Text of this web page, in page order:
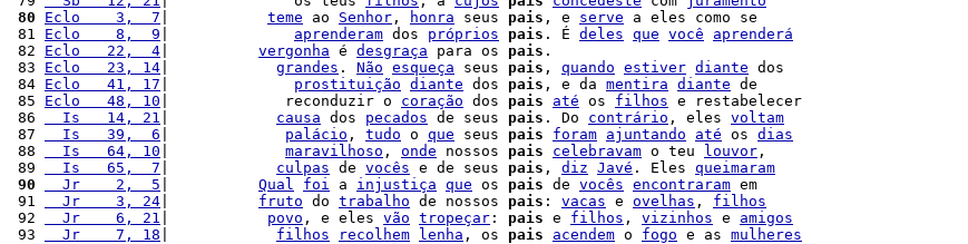
80
Eclo    3,  7 teme ao Senhor , honra seus pais , e serve a eles como se
81 Eclo    8,  9 aprenderam dos próprios pais . É deles que você
aprenderá
82 Eclo   22,  4 vergonha é desgraça para os pais .
83 Eclo   23, 14 grandes . Não esqueça seus pais , quando estiver diante dos
84 Eclo   41, 17 prostituição diante dos pais , e da mentira diante de
85 Eclo   48, 10 |             reconduzir o coração dos pais até os filhos e restabelecer
86
  Is   14, 21
causa dos pecados de seus pais . Do contrário , eles voltam
87
  Is   39,  6
palácio , tudo o que seus pais foram ajuntando até os dias
88
  Is   64, 10
maravilhoso , onde nossos pais celebravam o teu louvor ,
89
  Is   65,  7
culpas de vocês e de seus pais , diz Javé . Eles queimaram
90
  Jr    2,  5
Qual foi a injustiça que os pais de vocês encontraram em
91
  Jr    3, 24
fruto do trabalho de nossos pais : vacas e ovelhas , filhos
92
  Jr    6, 21
povo , e eles vão tropeçar : pais e filhos , vizinhos e amigos
93
  Jr    7, 18
filhos recolhem lenha , os pais acendem o fogo e as mulheres